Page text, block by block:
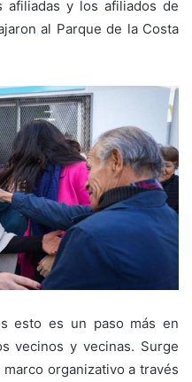
afiliadas y los afiliados de
al Parque de la Costa
esto es un paso más en
vecinos y vecinas. Surge
organizativo a través